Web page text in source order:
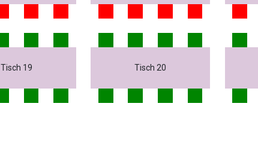
Tisch 19 Tisch 20